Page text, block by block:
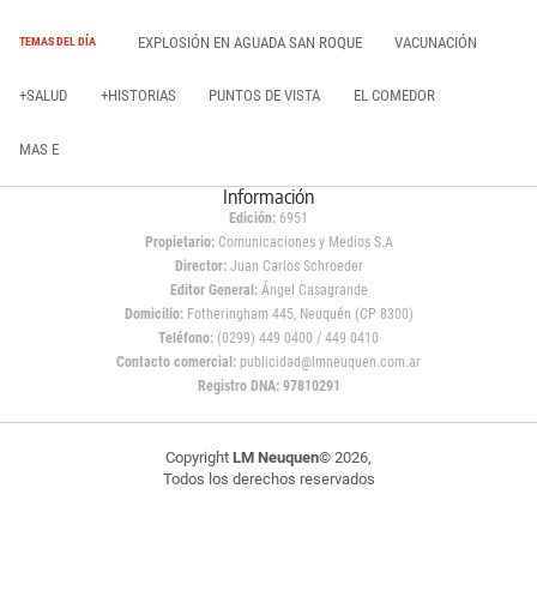
TEMAS DEL DÍA EXPLOSIÓN EN AGUADA SAN ROQUE VACUNACIÓN
+SALUD +HISTORIAS PUNTOS DE VISTA EL COMEDOR
MAS E
Información
Edición: 6951
Propietario:Comunicaciones y Medios S.A
Director: Juan Carlos Schroeder
Editor General:Ángel Casagrande
Domicilio:Fotheringham 445, Neuquén (CP 8300)
Teléfono: (0299) 449 0400 / 449 0410
Contacto comercial: publicidad@lmneuquen.com.ar
Registro DNA: 97810291
Copyright LM Neuquen© 2026,
Todos los derechos reservados